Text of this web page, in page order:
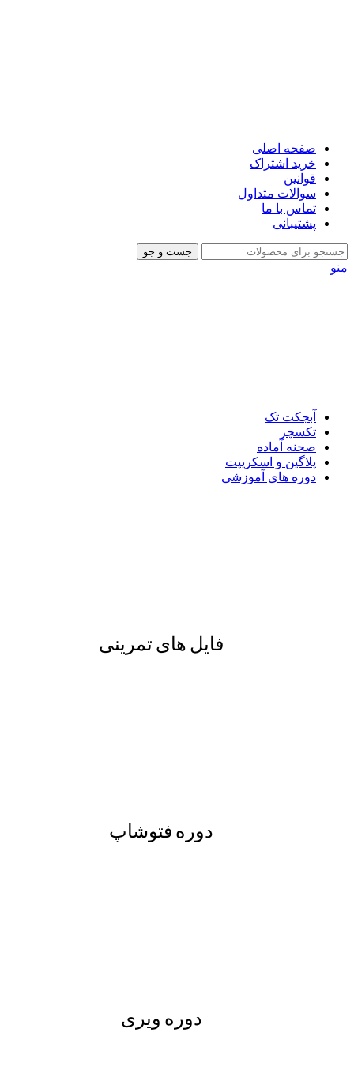
صفحه اصلی
خرید اشتراک
قوانین
سوالات متداول
تماس با ما
پشتیبانی
جست و جو
منو
آبجکت تک
تکسچر
صحنه آماده
پلاگین و اسکریپت
دوره های آموزشی
فایل های تمرینی
دوره فتوشاپ
دوره ویری